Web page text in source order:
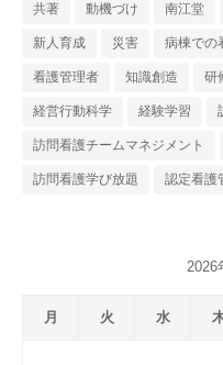
共著 動機づけ 南江堂
新人育成 災害 病棟での
看護管理者 知識創造 研
経営行動科学 経験学習
訪問看護チームマネジメント
訪問看護学び放題 認定看護
2026
月 火 水